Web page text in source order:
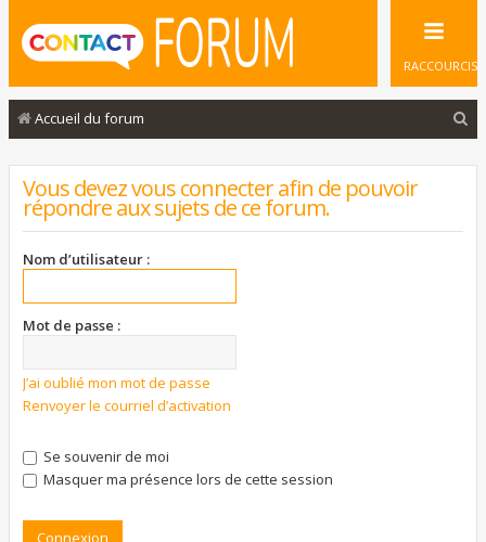
RACCOURCIS
Accueil du forum
Vous devez vous connecter afin de pouvoir
répondre aux sujets de ce forum.
Nom d’utilisateur :
Mot de passe :
J’ai oublié mon mot de passe
Renvoyer le courriel d’activation
Se souvenir de moi
Masquer ma présence lors de cette session